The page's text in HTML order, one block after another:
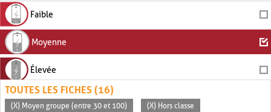
Faible
Moyenne
Élevée
TOUTES LES FICHES (16)
(X) Moyen groupe (entre 30 et 100) (X) Hors classe